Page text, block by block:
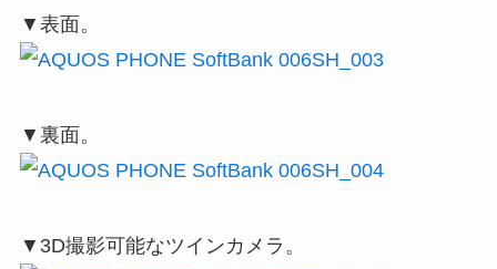
▼表面。
▼裏面。
▼3D撮影可能なツインカメラ。